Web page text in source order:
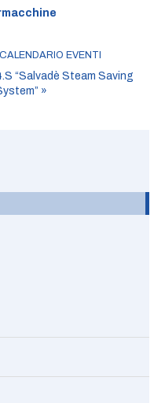
CALENDARIO EVENTI
“Salvadè Steam Saving
»